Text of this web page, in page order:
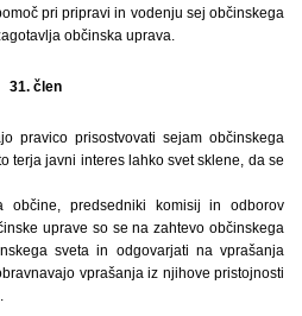
pri pripravi in vodenju sej občinskega
občinska uprava.
31. člen
pravico prisostvovati sejam občinskega
terja javni interes lahko svet sklene, da se
občine, predsedniki komisij in odborov
uprave so se na zahtevo občinskega
sveta in odgovarjati na vprašanja
vprašanja iz njihove pristojnosti